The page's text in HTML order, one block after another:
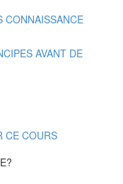
CONNAISSANCE
AVANT DE
CE COURS